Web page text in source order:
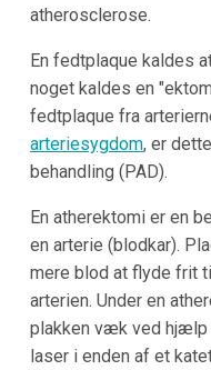
atherosclerose.
En fedtplaque kaldes
noget kaldes en
fedtplaque fra
arteriesygdom, er
behandling (PAD).
En atherektomi er en
en arterie (blodkar).
mere blod at flyde frit
arterien. Under en
plakken væk ved hjælp
laser i enden af et